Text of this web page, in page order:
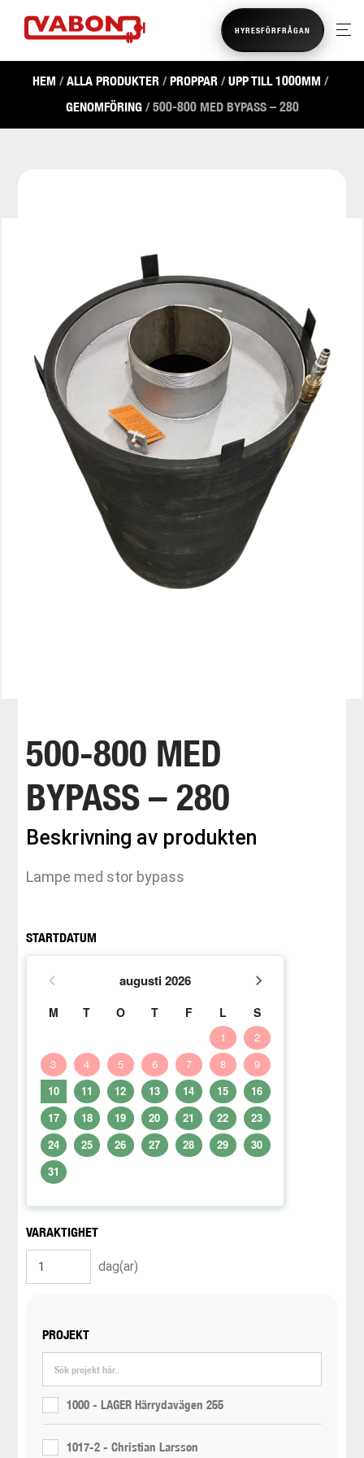
HYRESFÖRFRÅGAN
HEM /ALLA PRODUKTER /PROPPAR /UPP TILL 1000MM /
GENOMFÖRING/ 500-800 MED BYPASS – 280
500-800 MED
BYPASS – 280
Beskrivning av produkten
Lampe med stor bypass
STARTDATUM
augusti 2026
M T O T F L S
1
2
3
4 5 6 7 8
9
10
11 12 13 14 15
16
17
18 19 20 21 22
23
24
25 26 27 28 29
30
31
VARAKTIGHET
dag(ar)
PROJEKT
1000 - LAGER Härrydavägen 255
1017-2 - Christian Larsson